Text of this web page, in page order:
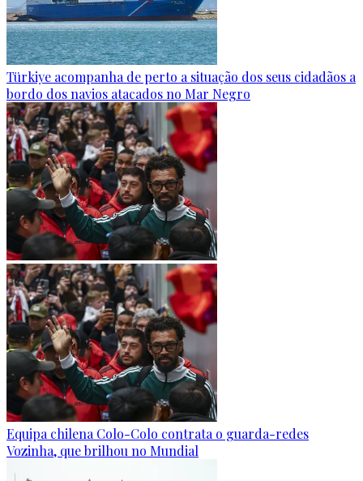
Türkiye acompanha de perto a situação dos seus cidadãos a
bordo dos navios atacados no Mar Negro
Equipa chilena Colo-Colo contrata o guarda-redes
Vozinha, que brilhou no Mundial